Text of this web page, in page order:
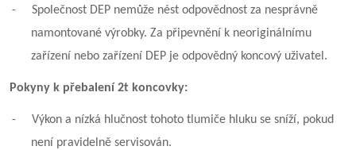
-
Společnost DEP nemůže nést odpovědnost za nesprávně
namontované výrobky. Za připevnění k neoriginálnímu
zařízení nebo zařízení DEP je odpovědný koncový uživatel.
Pokyny k přebalení 2t koncovky:
-
Výkon a nízká hlučnost tohoto tlumiče hluku se sníží, pokud
není pravidelně servisován.